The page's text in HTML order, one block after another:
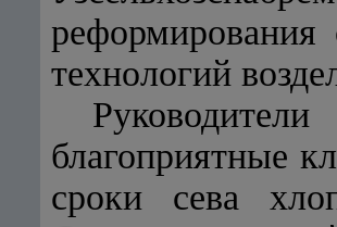
реформирования
технологий
благоприятные
сроки сева